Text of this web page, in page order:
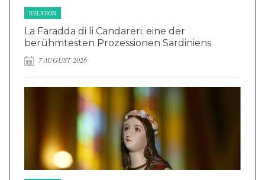
RELIGION
La Faradda di li Candareri: eine der
berühmtesten Prozessionen Sardiniens
7 AUGUST 2026